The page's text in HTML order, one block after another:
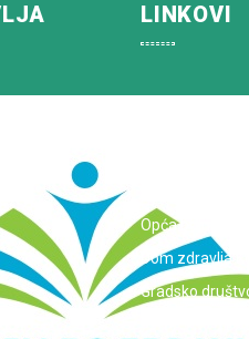
LINKOVI
Zavod za
Opća bolnica
Dom zdravlja
Gradsko